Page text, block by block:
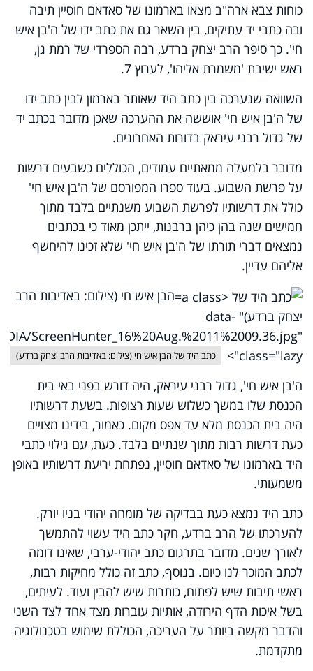
כוחות צבא ארה"ב מצאו בארמונו של סאדאם חוסיין תיבה
ובה כתבי יד עתיקים, בין השאר גם את כתב ידו של ה'בן איש
חי'. כך סיפר הרב יצחק ברדע, רבה הספרדי של רמת גן,
ראש ישיבת 'משמרת אליהו', לערוץ 7.
השוואה שנערכה בין כתב היד שאותר בארמון לבין כתב ידו
של ה'בן איש חי' אוששה את ההערכה שאכן מדובר בכתב יד
של גדול רבני עיראק בדורות האחרונים.
מדובר בלמעלה ממאתיים עמודים, הכוללים כשבעים דרשות
על פרשת השבוע. בעוד ספרו המפורסם של ה'בן איש חי'
כולל את דרשותיו לפרשת השבוע משנתיים בלבד מתוך
חמישים שנה בהן כיהן ברבנות, ייתכן מאוד כי בכתבים
נמצאים דברי תורתו של ה'בן איש חי' שלא זכינו להיחשף
אליהם עדיין.
הבן איש חי (צילום: באדיבות הרב
יצחק ברדע)" data-
ScreenHunter_16%20Aug.%2011%2009.36.jpg"
class="lazy">
כתב היד של הבן איש חי (צילום: באדיבות הרב יצחק ברדע)
ה'בן איש חי', גדול רבני עיראק, היה דורש בפני באי בית
הכנסת שלו במשך כשלוש שעות רצופות. בשעת דרשותיו
היה בית הכנסת מלא עד אפס מקום. כאמור, בידינו מצויים
כעת דרשות רבות מתוך שנתיים בלבד. כעת, עם גילוי כתבי
היד בארמונו של סאדאם חוסיין, נפתחת יריעת דרשותיו באופן
משמעותי.
כתב היד נמצא כעת בבדיקה של מומחה יהודי בניו יורק.
להערכתו של הרב ברדע, חקר כתב היד עשוי להתמשך
לאורך שנים. מדובר בתרגום כתב יהודי-ערבי, שאינו דומה
לכתב המוכר לנו כיום. בנוסף, כתב זה כולל מחיקות רבות,
ראשי תיבות שיש לפתוח, כותרות שיש להבין ועוד. לעיתים,
בשל איכות הדף הירודה, אותיות עוברות מצד אחד לצד השני
והדבר מקשה ביותר על העריכה, הכוללת שימוש בטכנולוגיה
מתקדמת.